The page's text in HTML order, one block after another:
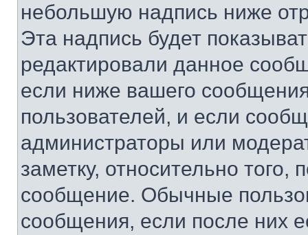
небольшую надпись ниже
Эта надпись будет
редактировали данное
если ниже вашего
пользователей, и если
администраторы или
заметку, относительно
сообщение. Обычные
сообщения, если после них